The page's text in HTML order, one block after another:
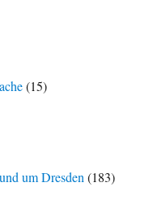
(15)
um Dresden (183)